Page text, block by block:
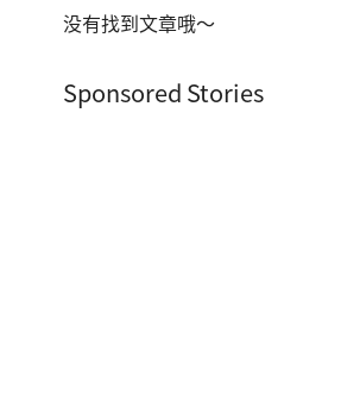
没有找到文章哦～
Sponsored Stories